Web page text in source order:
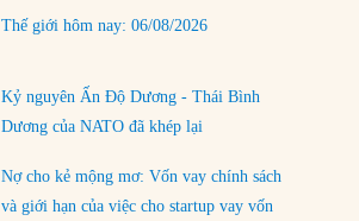
Thế giới hôm nay: 06/08/2026
Kỷ nguyên Ấn Độ Dương - Thái Bình
Dương của NATO đã khép lại
Nợ cho kẻ mộng mơ: Vốn vay chính sách
và giới hạn của việc cho startup vay vốn